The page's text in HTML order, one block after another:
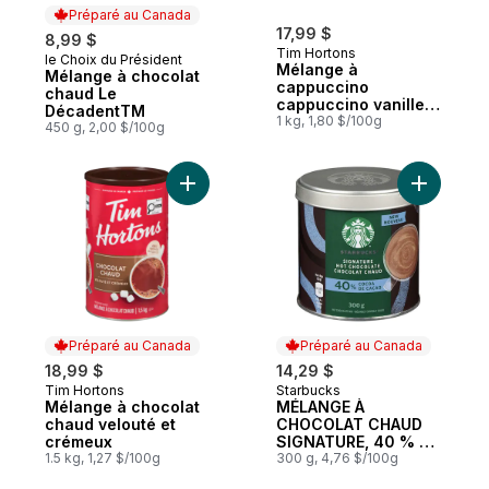
Préparé au Canada
8,99 $
Préparé au Canada
le Choix du Président
Mélange à chocolat
chaud Le
DécadentTM
450 g, 2,00 $/100g
17,99 $
Tim Hortons
Mélange à
cappuccino
cappuccino vanille
française aromatisé
1 kg, 1,80 $/100g
Préparé au Canada
18,99 $
Préparé au Canada
Tim Hortons
Mélange à chocolat
chaud velouté et
crémeux
1.5 kg, 1,27 $/100g
Ajouter Mélange à chocolat chaud
Préparé au Canada
14,29 $
Préparé au Canada
Starbucks
MÉLANGE À
CHOCOLAT CHAUD
SIGNATURE, 40 % de
cacao, contenant
300 g, 4,76 $/100g
Ajouter